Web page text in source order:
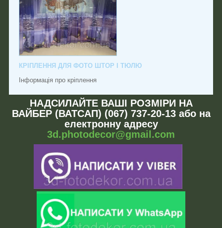
КРІПЛЕННЯ ДЛЯ ФОТО ШТОР І ТЮЛЮ
Інформація про кріплення
НАДСИЛАЙТЕ ВАШІ РОЗМІРИ НА
ВАЙБЕР (ВАТСАП) (067) 737-20-13 або на
електронну адресу
3d.photodecor@gmail.com